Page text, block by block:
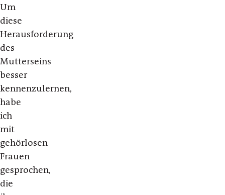
Um
diese
Herausforderung
des
Mutterseins
besser
kennenzulernen,
habe
ich
mit
gehörlosen
Frauen
gesprochen,
die